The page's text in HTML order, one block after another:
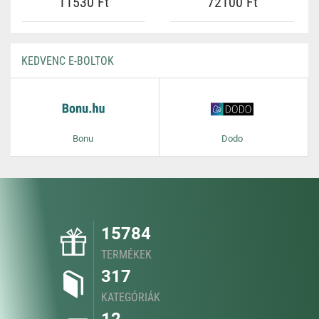
KEDVENC E-BOLTOK
Bonu Dodo
15784
TERMÉKEK
317
KATEGÓRIÁK